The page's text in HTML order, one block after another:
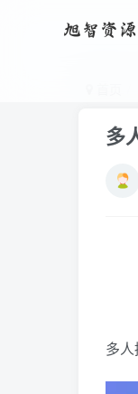
多
多